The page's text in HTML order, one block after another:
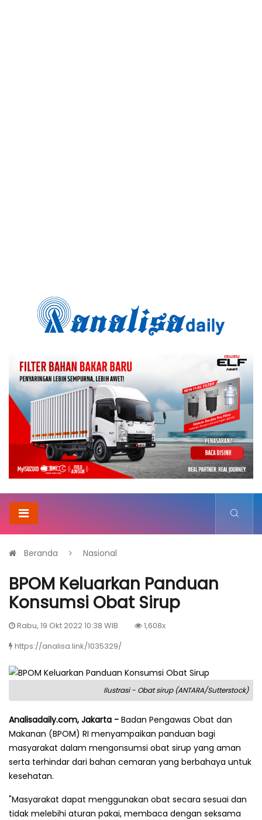
Beranda Nasional
BPOM Keluarkan Panduan
Konsumsi Obat Sirup
Rabu, 19 Okt 2022 10:38 WIB
1,608x
https://analisa.link/1035329/
Ilustrasi - Obat sirup (ANTARA/Sutterstock)
Analisadaily.com, Jakarta - Badan Pengawas Obat dan
Makanan (BPOM) RI menyampaikan panduan bagi
masyarakat dalam mengonsumsi obat sirup yang aman
serta terhindar dari bahan cemaran yang berbahaya untuk
kesehatan.
"Masyarakat dapat menggunakan obat secara sesuai dan
tidak melebihi aturan pakai, membaca dengan seksama